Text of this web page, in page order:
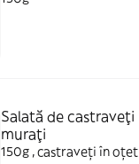
Salată de castraveţi
muraţi
150g , castraveți în oțet